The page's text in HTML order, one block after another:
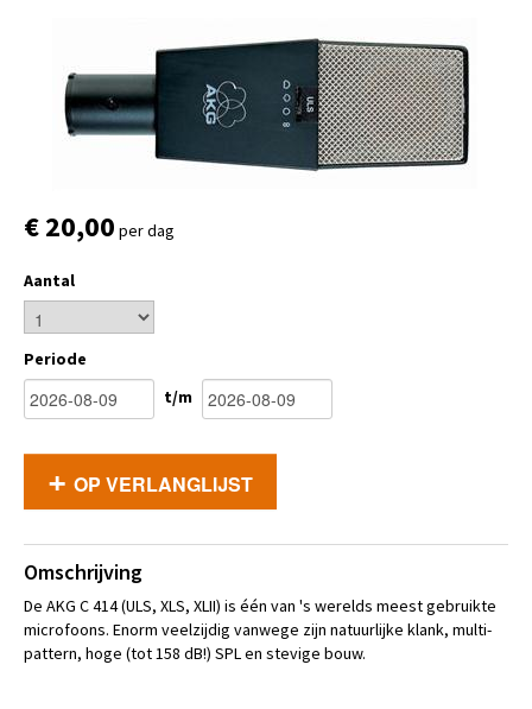
€ 20,00 per dag
Aantal
Periode
t/m
OP VERLANGLIJST
Omschrijving
De AKG C 414 (ULS, XLS, XLII) is één van 's werelds meest gebruikte
microfoons. Enorm veelzijdig vanwege zijn natuurlijke klank, multi-
pattern, hoge (tot 158 dB!) SPL en stevige bouw.